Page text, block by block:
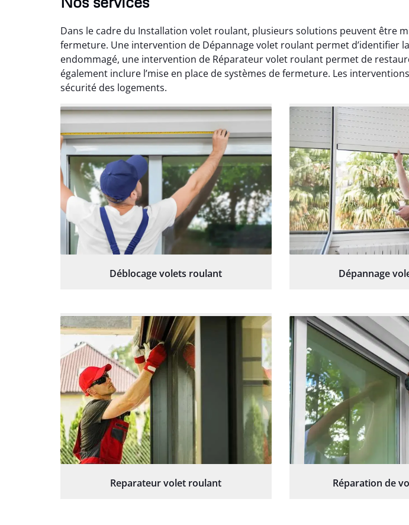
Dans le cadre du Installation volet roulant, plusieurs solutions peuvent être
fermeture. Une intervention de Dépannage volet roulant permet d’identifier
endommagé, une intervention de Réparateur volet roulant permet de
également inclure l’mise en place de systèmes de fermeture. Les
sécurité des logements.
Déblocage volets roulant Dépannage
Reparateur volet roulant Réparation de